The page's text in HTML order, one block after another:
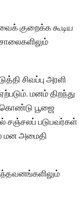
குறைக்க கூடிய
சிவப்பு அரளி
மனம் திறந்து
கொண்டு பூஜை
சஞ்சலப் படுபவர்கள்
மன அமைதி